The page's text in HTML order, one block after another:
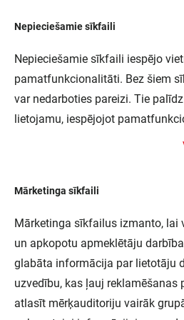
LS AY-PW01/EC/H
Nepieciešamie sīkfaili
Nepieciešamie sīkfaili iespējo
pamatfunkcionalitāti. Bez šiem
var nedarboties pareizi. Tie
lietojamu, iespējojot
Mārketinga sīkfaili
Mārketinga sīkfailus izmanto, lai
un apkopotu apmeklētāju
glabāta informācija par lietotāju
uzvedību, kas ļauj reklamēšanas
atlasīt mērķauditoriju vairāk